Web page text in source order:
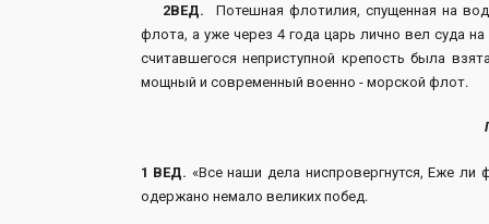
2ВЕД. Потешная флотилия, спущенная на
флота, а уже через 4 года царь лично вел суда
считавшегося неприступной крепость была
мощный и современный военно - морской флот.
1 ВЕД. «Все наши дела ниспровергнутся, Еже
одержано немало великих побед.